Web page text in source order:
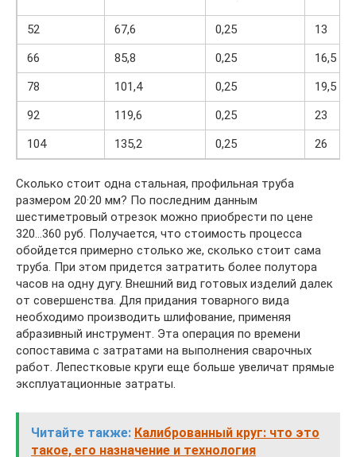
52 67,6 0,25
13
66
85,8 0,25
16,5
78
101,4 0,25
19,5
92
119,6 0,25
23
104
135,2 0,25 26
Сколько стоит одна стальная, профильная труба
размером 20·20 мм? По последним данным
шестиметровый отрезок можно приобрести по цене
320…360 руб. Получается, что стоимость процесса
обойдется примерно столько же, сколько стоит сама
труба. При этом придется затратить более полутора
часов на одну дугу. Внешний вид готовых изделий далек
от совершенства. Для придания товарного вида
необходимо производить шлифование, применяя
абразивный инструмент. Эта операция по времени
сопоставима с затратами на выполнения сварочных
работ. Лепестковые круги еще больше увеличат прямые
эксплуатационные затраты.
Читайте также: Калиброванный круг: что это
такое, его назначение и технология